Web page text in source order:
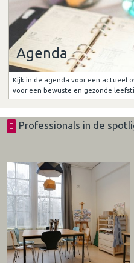
Agenda
Kijk in de agenda voor een actueel
voor een bewuste en gezonde
Professionals in de